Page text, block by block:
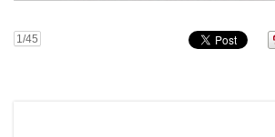
1/45